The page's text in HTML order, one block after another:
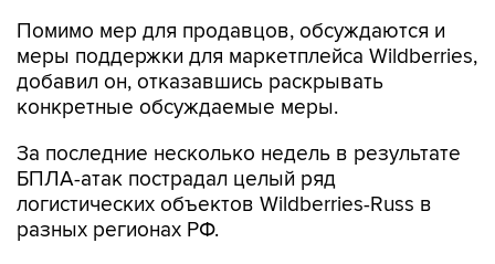
Помимо мер для продавцов, обсуждаются и
меры поддержки для маркетплейса Wildberries,
добавил он, отказавшись раскрывать
конкретные обсуждаемые меры.
За последние несколько недель в результате
БПЛА-атак пострадал целый ряд
логистических объектов Wildberries-Russ в
разных регионах РФ.